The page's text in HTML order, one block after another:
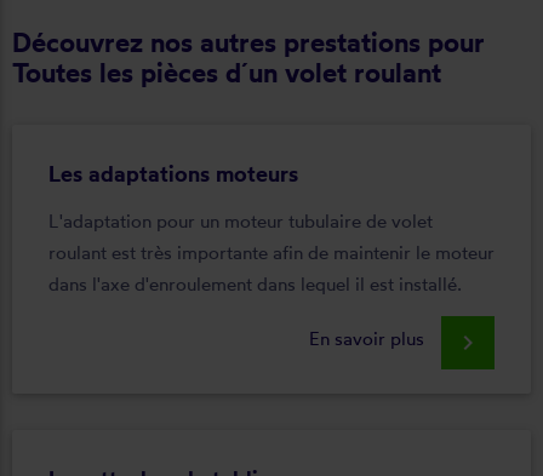
Découvrez nos autres prestations pour
Toutes les pièces d´un volet roulant
Les adaptations moteurs
L'adaptation pour un moteur tubulaire de volet
roulant est très importante afin de maintenir le moteur
dans l'axe d'enroulement dans lequel il est installé.
En savoir plus keyboard_arrow_right